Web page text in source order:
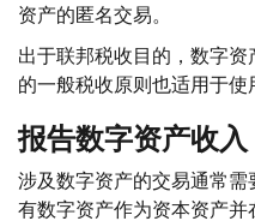
资产的匿名交易。
出于联邦税收目的，数字
的一般税收原则也适用于使
报告数字资产收入
涉及数字资产的交易通常
有数字资产作为资本资产并